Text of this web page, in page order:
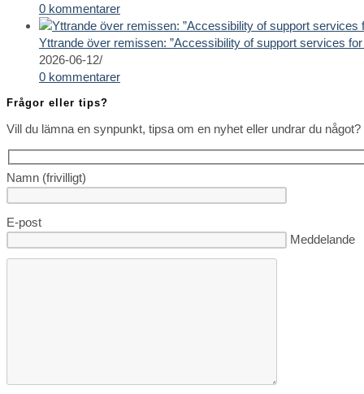
0 kommentarer
Yttrande över remissen: ”Accessibility of support services
2026-06-12/
0 kommentarer
Frågor eller tips?
Vill du lämna en synpunkt, tipsa om en nyhet eller undrar du
Namn (frivilligt)
E-post
Lämna detta
Meddelande